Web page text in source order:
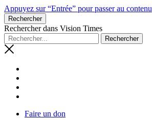
Appuyez sur “Entrée” pour passer au contenu
Rechercher
Rechercher dans Vision Times
Faire un don